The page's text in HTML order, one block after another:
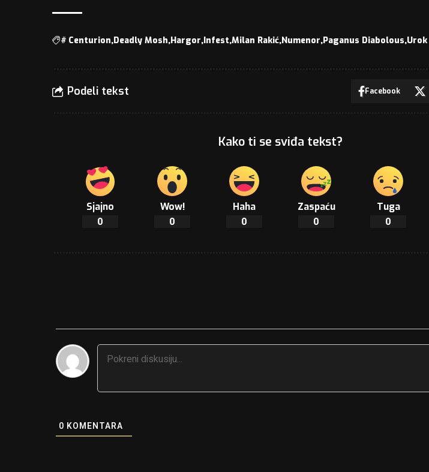
# Centurion Deadly Mosh Hargor Infest Milan Rakić Numenor Paganus Diabolous Urok
Podeli tekst Facebook
Kako ti se sviđa tekst?
Sjajno
0
Wow!
0
Haha
0
Zaspaću
0
Tuga
0
0 KOMENTARA